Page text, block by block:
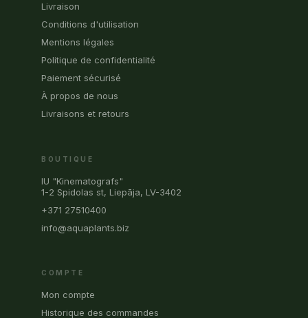
Livraison
Conditions d'utilisation
Mentions légales
Politique de confidentialité
Paiement sécurisé
À propos de nous
Livraisons et retours
BOUTIQUE
IU "Kinematografs"
1-2 Spidolas st, Liepāja, LV-3402
+371 27510400
info@aquaplants.biz
COMPTE
Mon compte
Historique des commandes